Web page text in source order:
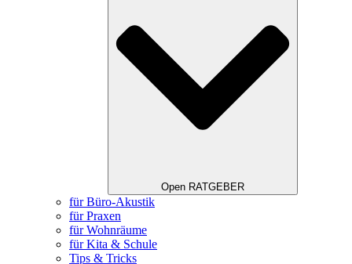
Open RATGEBER
für Büro-Akustik
für Praxen
für Wohnräume
für Kita & Schule
Tips & Tricks